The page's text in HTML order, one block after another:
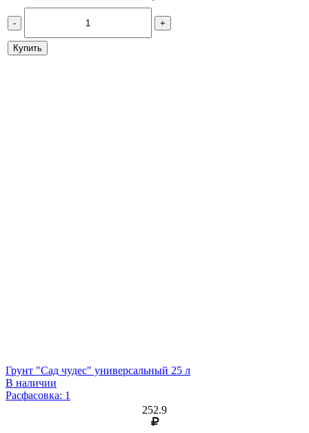
- +
Купить
Грунт "Сад чудес" универсальный 25 л
В наличии
Расфасовка: 1
252.9